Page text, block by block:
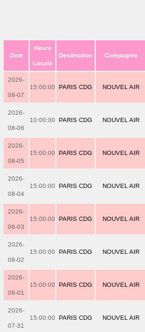
Date
Heure
Locale
Destination Compagnie
2026-
08-07
15:00:00 PARIS CDG NOUVEL AIR
2026-
08-06
10:00:00 PARIS CDG NOUVEL AIR
2026-
08-05
15:00:00 PARIS CDG NOUVEL AIR
2026-
08-04
15:00:00 PARIS CDG NOUVEL AIR
2026-
08-03
15:00:00 PARIS CDG NOUVEL AIR
2026-
08-02
15:00:00 PARIS CDG NOUVEL AIR
2026-
08-01
15:00:00 PARIS CDG NOUVEL AIR
2026-
07-31
15:00:00 PARIS CDG NOUVEL AIR